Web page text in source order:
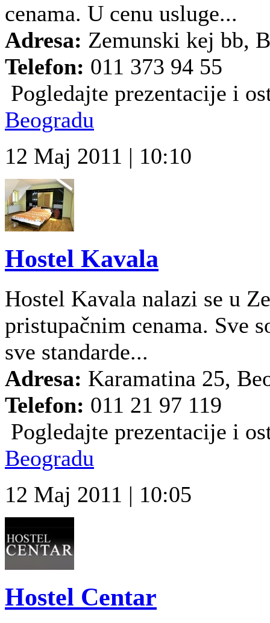
cenama. U cenu usluge...
Adresa: Zemunski kej bb,
Telefon: 011 373 94 55
Pogledajte prezentacije i
Beogradu
12 Maj 2011 | 10:10
Hostel Kavala
Hostel Kavala nalazi se u
pristupačnim cenama. Sve
sve standarde...
Adresa: Karamatina 25,
Telefon: 011 21 97 119
Pogledajte prezentacije i
Beogradu
12 Maj 2011 | 10:05
Hostel Centar